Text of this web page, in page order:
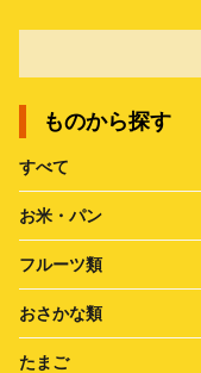
ものから探す
すべて
お米・パン
フルーツ類
おさかな類
たまご